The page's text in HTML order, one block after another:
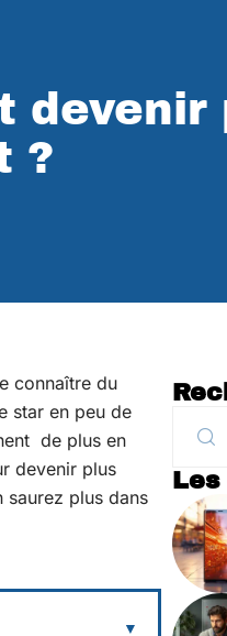
devenir
?
connaître du
star en peu de
de plus en
devenir plus
saurez plus dans